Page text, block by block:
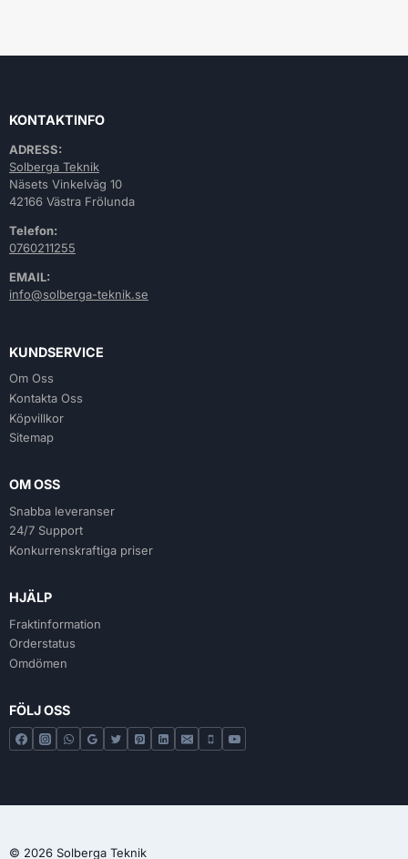
KONTAKTINFO
ADRESS:
Solberga Teknik
Näsets Vinkelväg 10
42166 Västra Frölunda
Telefon:
0760211255
EMAIL:
info@solberga-teknik.se
KUNDSERVICE
Om Oss
Kontakta Oss
Köpvillkor
Sitemap
OM OSS
Snabba leveranser
24/7 Support
Konkurrenskraftiga priser
HJÄLP
Fraktinformation
Orderstatus
Omdömen
FÖLJ OSS
© 2026 Solberga Teknik